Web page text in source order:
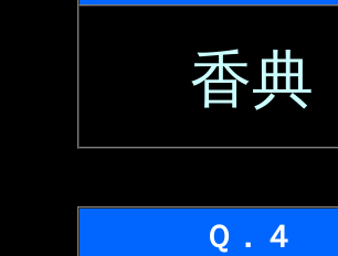
香典
Ｑ．４